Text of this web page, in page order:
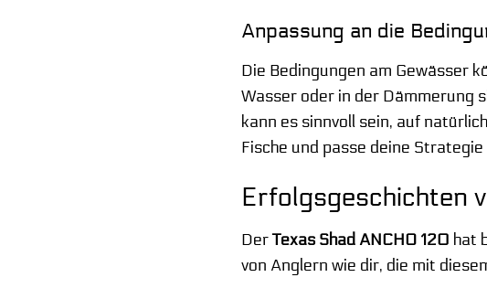
Anpassung an die
Die Bedingungen am Gewässer
Wasser oder in der Dämmerung
kann es sinnvoll sein, auf
Fische und passe deine
Erfolgsgeschichten
DerTexas Shad ANCHO 120 hat
von Anglern wie dir, die mit